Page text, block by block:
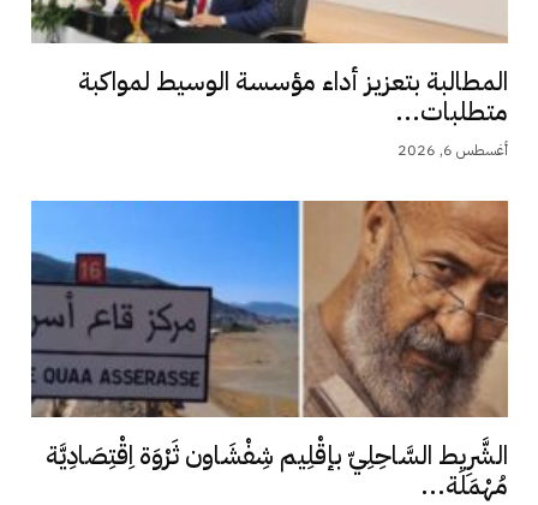
المطالبة بتعزيز أداء مؤسسة الوسيط لمواكبة
متطلبات...
أغسطس 6, 2026
الشَّرِيط السَّاحِلِيّ بإقْلِيم شِفْشَاون ثَرْوَة اِقْتِصَادِيَّة
مُهْمَلَة...